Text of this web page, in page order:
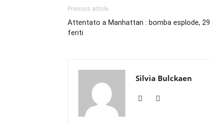
Previous article
Attentato a Manhattan : bomba esplode, 29
feriti
Silvia Bulckaen